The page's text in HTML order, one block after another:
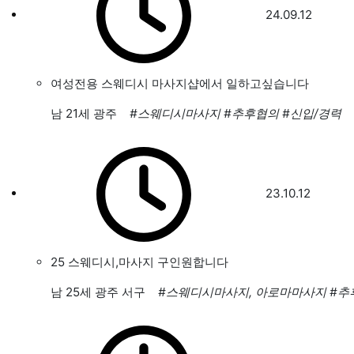
24.09.12
여성전용 스웨디시 마사지샵에서 일하고싶습니다
남 21세 광주 #스웨디시마사지 #추후협의 #신입/경력
23.10.12
25 스웨디시,마사지 구인원합니다
남 25세 광주 서구 #스웨디시마사지, 아로마마사지 #추